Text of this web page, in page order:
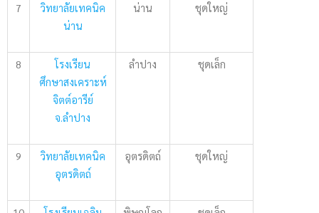
7
วิทยาลัยเทคนิค
น่าน
น่าน ชุดใหญ่
8
โรงเรียน
ศึกษาสงเคราะห์
จิตต์อารีย์
จ.ลำปาง
ลำปาง ชุดเล็ก
9
วิทยาลัยเทคนิค
อุตรดิตถ์
อุตรดิตถ์ ชุดใหญ่